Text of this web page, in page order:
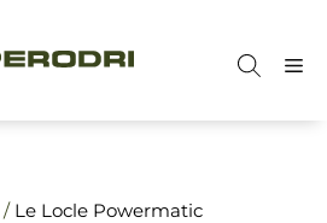
/ Le Locle Powermatic